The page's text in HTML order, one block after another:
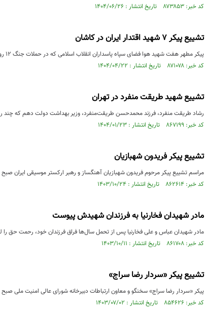
کد خبر: ۸۷۳۸۵۳ تاریخ انتشار : ۱۴۰۴/۰۶/۲۶
تشییع پیکر ۷ شهید اقتدار ایران در کاشان
پیکر مطهر هفت شهید هوا فضای سپاه پاسداران انقلاب اسلامی که در حملات جنگ ۱۲ روزه با اسرائیل به شهادت رسیده‌اند، در کاشان تشییع شد.
کد خبر: ۸۷۱۰۷۸ تاریخ انتشار : ۱۴۰۴/۰۴/۲۲
تشییع شهید طریقت منفرد در تهران
رشاد طریقت منفرد، فرزند محمدحسن طریقت‌منفرد، وزیر بهداشت دولت دهم که چند
کد خبر: ۸۶۷۱۹۹ تاریخ انتشار : ۱۴۰۴/۰۱/۲۳
تشییع پیکر فریدون شهبازیان
مراسم تشییع پیکر مرحوم فریدون شهبازیان آهنگساز و رهبر ارکستر موسیقی ایران صبح
کد خبر: ۸۶۲۶۱۴ تاریخ انتشار : ۱۴۰۳/۱۰/۲۴
مادر شهیدان فخارنیا به فرزندان شهیدش پیوست
مادر شهیدان عباس و علی فخارنیا پس از تحمل سال‌ها فراق فرزندان خود، رحمت حق
کد خبر: ۸۶۱۷۰۸ تاریخ انتشار : ۱۴۰۳/۱۰/۱۱
تشییع پیکر «سردار رضا سراج»
پیکر «سردار رضا سراج» سخنگو و معاون ارتباطات دبیرخانه شورای عالی امنیت ملی صبح امروز دوشنبه، 2 مهرماه با حضور
کد خبر: ۸۵۴۶۲۶ تاریخ انتشار : ۱۴۰۳/۰۷/۰۲